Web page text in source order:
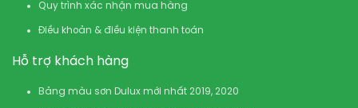
Quy trình xác nhận mua hàng
Điều khoản & điều kiện thanh toán
Hỗ trợ khách hàng
Bảng màu sơn Dulux mới nhất 2019, 2020